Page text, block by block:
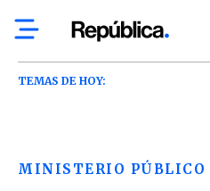
TEMAS DE HOY:
MINISTERIO PÚBLICO